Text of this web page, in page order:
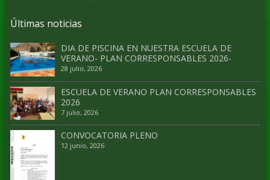
Últimas noticias
DIA DE PISCINA EN NUESTRA ESCUELA DE
VERANO- PLAN CORRESPONSABLES 2026-
28 julio, 2026
ESCUELA DE VERANO PLAN CORRESPONSABLES
2026
7 julio, 2026
CONVOCATORIA PLENO
12 junio, 2026